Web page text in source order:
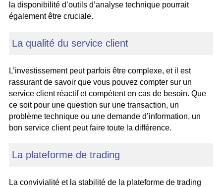
la disponibilité d’outils d’analyse technique pourrait
également être cruciale.
La qualité du service client
L’investissement peut parfois être complexe, et il est
rassurant de savoir que vous pouvez compter sur un
service client réactif et compétent en cas de besoin. Que
ce soit pour une question sur une transaction, un
problème technique ou une demande d’information, un
bon service client peut faire toute la différence.
La plateforme de trading
La convivialité et la stabilité de la plateforme de trading